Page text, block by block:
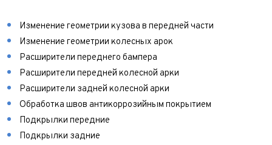
Изменение геометрии кузова в передней части
Изменение геометрии колесных арок
Расширители переднего бампера
Расширители передней колесной арки
Расширители задней колесной арки
Обработка швов антикоррозийным покрытием
Подкрылки передние
Подкрылки задние